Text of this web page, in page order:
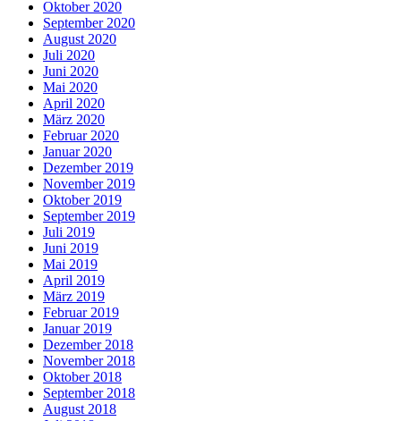
Oktober 2020
September 2020
August 2020
Juli 2020
Juni 2020
Mai 2020
April 2020
März 2020
Februar 2020
Januar 2020
Dezember 2019
November 2019
Oktober 2019
September 2019
Juli 2019
Juni 2019
Mai 2019
April 2019
März 2019
Februar 2019
Januar 2019
Dezember 2018
November 2018
Oktober 2018
September 2018
August 2018